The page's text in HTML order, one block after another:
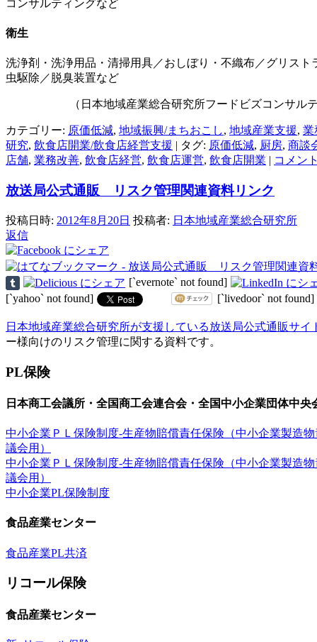
コンサルティングなど
衛生
洗浄剤・洗浄用品・清掃用具／おしぼり・不織布／グリスト
虫駆除／脱臭装置など
（日本地域産業総合研究所フードビズコンサル
カテゴリー: 原価低減, 地域振興/まちおこし, 地域産業支援, 業
研究, 飲食店開業/飲食店経営支援 タグ: 原価低減, 厨房, 商談
店舗, 業務改善, 飲食店経営, 飲食店運営, 飲食店開業 コメン
放送局公式通販 リスク管理関連資料リンク
投稿日時: 2012年8月20日 投稿者: 日本地域産業総合研究所
返信
[`evernote` not found]
[`yahoo` not found]
[`livedoor` not found]
日本地域産業総合研究所が支援している放送局公式通販サイ
ー様向けのリスク管理に関する資料です。
PL保険
日本商工会議所・全国商工会連合会・全国中小企業団体中央
中小企業ＰＬ保険制度-生産物賠償責任保険（中小企業製造
議会用）
中小企業ＰＬ保険制度-生産物賠償責任保険（中小企業製造
議会用）
中小企業PL保険制度
食品産業センター
食品産業PL共済
リコール保険
食品産業センター